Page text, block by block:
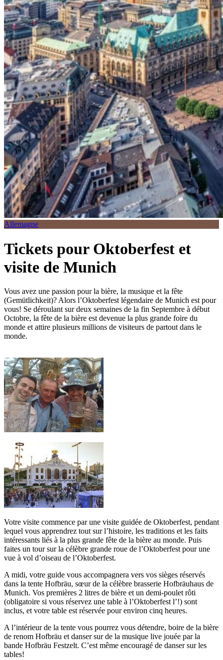
Allemagne
Tickets pour Oktoberfest et
visite de Munich
Vous avez une passion pour la bière, la musique et la fête
(Gemütlichkeit)? Alors l’Oktoberfest légendaire de Munich est pour
vous! Se déroulant sur deux semaines de la fin Septembre à début
Octobre, la fête de la bière est devenue la plus grande foire du
monde et attire plusieurs millions de visiteurs de partout dans le
monde.
Votre visite commence par une visite guidée de Oktoberfest, pendant
lequel vous apprendrez tout sur ​​l’histoire, les traditions et les faits
intéressants liés à la plus grande fête de la bière au monde. Puis
faites un tour sur la célèbre grande roue de l’Oktoberfest pour une
vue à vol d’oiseau de l’Oktoberfest.
A midi, votre guide vous accompagnera vers vos sièges réservés
dans la tente Hofbräu, sœur de la célèbre brasserie Hofbräuhaus de
Munich. Vos premières 2 litres de bière et un demi-poulet rôti
(obligatoire si vous réservez une table à l’Oktoberfest l’!) sont
inclus, et votre table est réservée pour environ cinq heures.
A l’intérieur de la tente vous pourrez vous détendre, boire de la bière
de renom Hofbräu et danser sur de la musique live jouée par la
bande Hofbräu Festzelt. C’est même encouragé de danser sur les
tables!